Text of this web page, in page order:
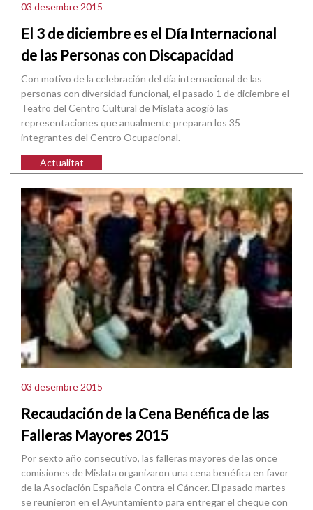
03 desembre 2015
El 3 de diciembre es el Día Internacional
de las Personas con Discapacidad
Con motivo de la celebración del día internacional de las
personas con diversidad funcional, el pasado 1 de diciembre el
Teatro del Centro Cultural de Mislata acogió las
representaciones que anualmente preparan los 35
integrantes del Centro Ocupacional.
Actualitat
03 desembre 2015
Recaudación de la Cena Benéfica de las
Falleras Mayores 2015
Por sexto año consecutivo, las falleras mayores de las once
comisiones de Mislata organizaron una cena benéfica en favor
de la Asociación Española Contra el Cáncer. El pasado martes
se reunieron en el Ayuntamiento para entregar el cheque con